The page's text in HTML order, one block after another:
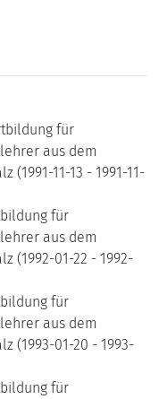
für
aus dem
11-13 - 1991-11-
für
aus dem
(1992-01-22 - 1992-
für
aus dem
(1993-01-20 - 1993-
für